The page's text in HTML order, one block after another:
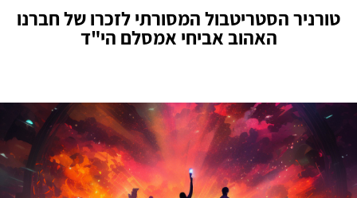
טורניר הסטריטבול המסורתי לזכרו של חברנו
האהוב אביחי אמסלם הי"ד